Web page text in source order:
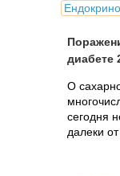
диабете
О
сегодня
далеки